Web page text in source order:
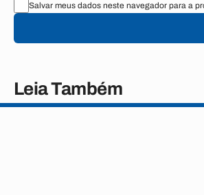
Salvar meus dados neste navegador para a
Leia Também